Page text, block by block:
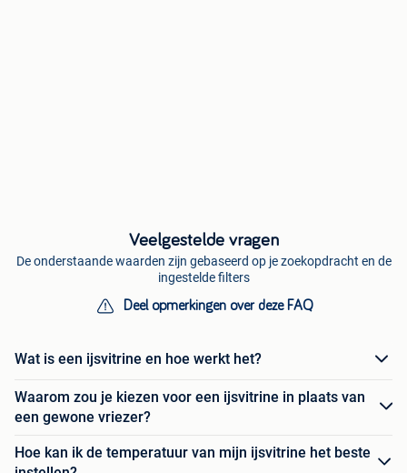
Veelgestelde vragen
De onderstaande waarden zijn gebaseerd op je zoekopdracht en de
ingestelde filters
Deel opmerkingen over deze FAQ
Wat is een ijsvitrine en hoe werkt het?
Waarom zou je kiezen voor een ijsvitrine in plaats van
een gewone vriezer?
Hoe kan ik de temperatuur van mijn ijsvitrine het beste